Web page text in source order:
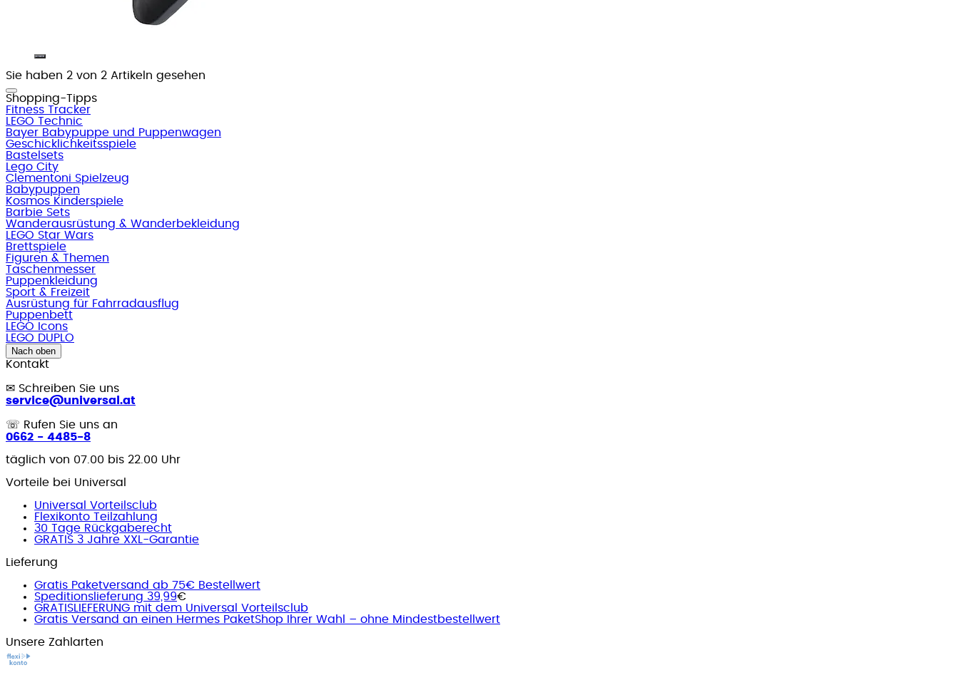
Sie haben 2 von 2 Artikeln gesehen
Shopping-Tipps
Fitness Tracker
LEGO Technic
Bayer Babypuppe und Puppenwagen
Geschicklichkeitsspiele
Bastelsets
Lego City
Clementoni Spielzeug
Babypuppen
Kosmos Kinderspiele
Barbie Sets
Wanderausrüstung & Wanderbekleidung
LEGO Star Wars
Brettspiele
Figuren & Themen
Taschenmesser
Puppenkleidung
Sport & Freizeit
Ausrüstung für Fahrradausflug
Puppenbett
LEGO Icons
LEGO DUPLO
Nach oben
Kontakt
✉ Schreiben Sie uns
service@universal.at
☏ Rufen Sie uns an
0662 - 4485-8
täglich von 07.00 bis 22.00 Uhr
Vorteile bei Universal
Universal Vorteilsclub
Flexikonto Teilzahlung
30 Tage Rückgaberecht
GRATIS 3 Jahre XXL-Garantie
Lieferung
Gratis Paketversand ab 75€ Bestellwert
Speditionslieferung 39,99€
GRATISLIEFERUNG mit dem Universal Vorteilsclub
Gratis Versand an einen Hermes PaketShop Ihrer Wahl – ohne Mindestbestellwert
Unsere Zahlarten